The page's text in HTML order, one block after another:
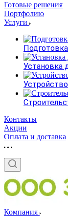
Готовые решения
Портфолию
Услуги
Установка
Контакты
Акции
Оплата и доставка
Компания